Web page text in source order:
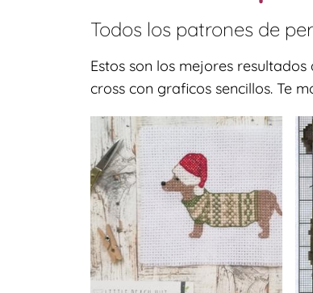
Todos los patrones de
Estos son los mejores
cross con graficos sencillos. Te